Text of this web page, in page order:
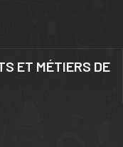
ET MÉTIERS DE